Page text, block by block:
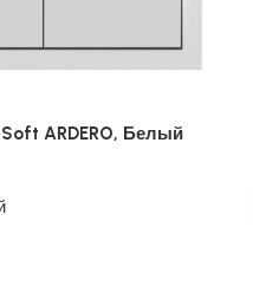
ARDERO, Белый